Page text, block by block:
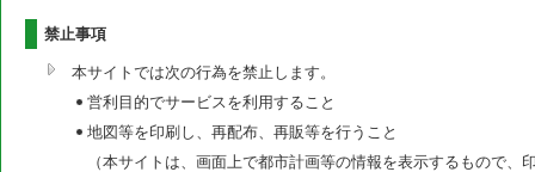
禁止事項
本サイトでは次の行為を禁止します。
営利目的でサービスを利用すること
地図等を印刷し、再配布、再販等を行うこと
（本サイトは、画面上で都市計画等の情報を表示するもので、